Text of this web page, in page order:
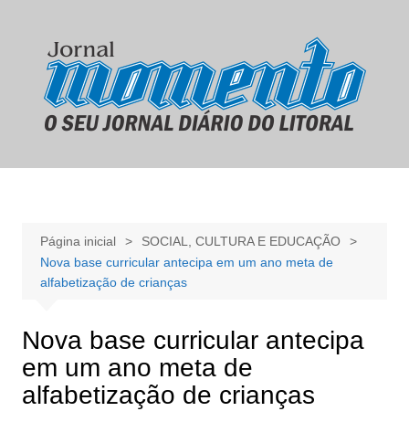
conteúdo
Página inicial
SOCIAL, CULTURA E EDUCAÇÃO
Nova base curricular antecipa em um ano meta de
alfabetização de crianças
Nova base curricular antecipa
em um ano meta de
alfabetização de crianças